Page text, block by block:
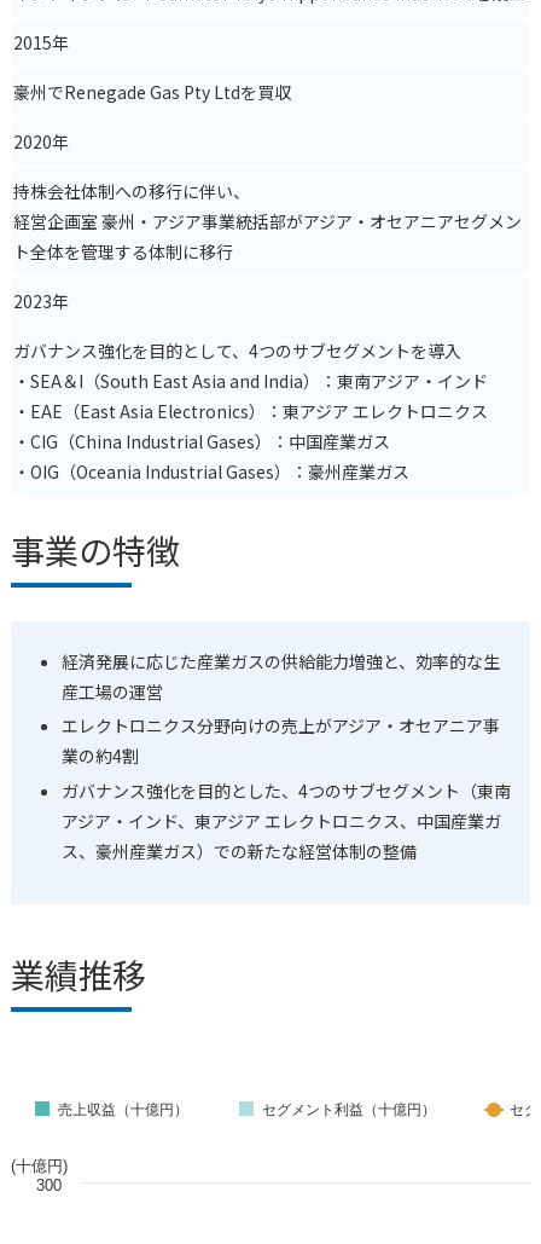
2015年
豪州でRenegade Gas Pty Ltdを買収
2020年
持株会社体制への移行に伴い、
経営企画室 豪州・アジア事業統括部がアジア・オセアニアセグメン
ト全体を管理する体制に移行
2023年
ガバナンス強化を目的として、4つのサブセグメントを導入
・SEA＆I（South East Asia and India）：東南アジア・インド
・EAE（East Asia Electronics）：東アジア エレクトロニクス
・CIG（China Industrial Gases）：中国産業ガス
・OIG （Oceania Industrial Gases） ：豪州産業ガス
事業の特徴
経済発展に応じた産業ガスの供給能力増強と、効率的な生
産工場の運営
エレクトロニクス分野向けの売上がアジア・オセアニア事
業の約4割
ガバナンス強化を目的とした、4つのサブセグメント（東南
アジア・インド、東アジア エレクトロニクス、中国産業ガ
ス、豪州産業ガス）での新たな経営体制の整備
業績推移
(十億円)
300
売上収益（十億円） セグメント利益（十億円） セ